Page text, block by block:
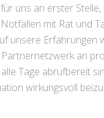
uns an erster
mit Rat und
unsere Erfahrungen
an
Tage abrufbereit
wirkungsvoll